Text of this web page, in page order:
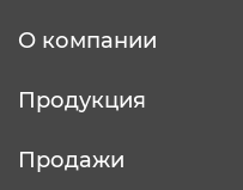
О компании
Продукция
Продажи